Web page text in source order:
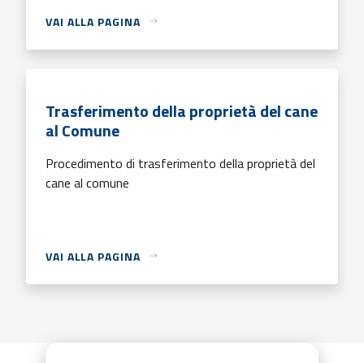
VAI ALLA PAGINA
Trasferimento della proprietà del cane
al Comune
Procedimento di trasferimento della proprietà del
cane al comune
VAI ALLA PAGINA